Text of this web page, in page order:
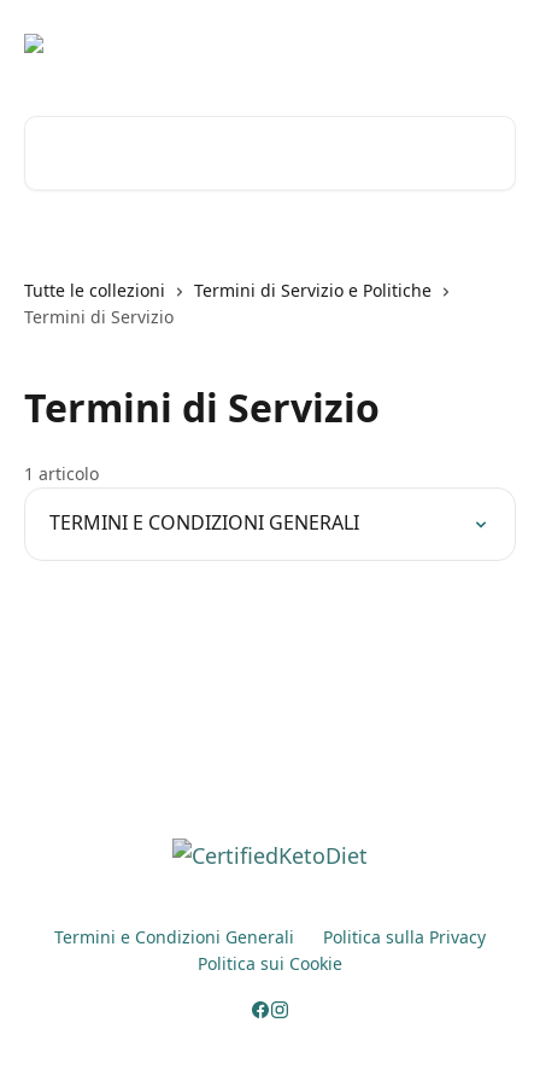
Tutte le collezioni
Termini di Servizio e Politiche
Termini di Servizio
Termini di Servizio
1 articolo
TERMINI E CONDIZIONI GENERALI
Termini e Condizioni Generali
Politica sulla Privacy
Politica sui Cookie